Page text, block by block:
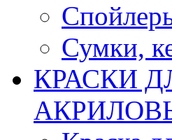
Сумки,
КРАСКИ